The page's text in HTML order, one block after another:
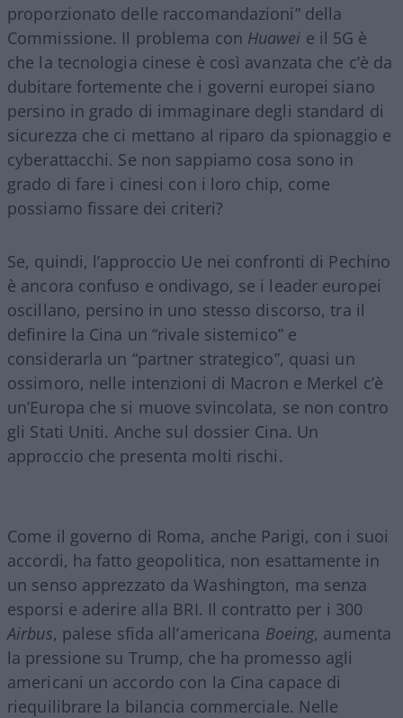
proporzionato delle raccomandazioni” della
Commissione. Il problema con Huawei e il 5G è
che la tecnologia cinese è così avanzata che c’è da
dubitare fortemente che i governi europei siano
persino in grado di immaginare degli standard di
sicurezza che ci mettano al riparo da spionaggio e
cyberattacchi. Se non sappiamo cosa sono in
grado di fare i cinesi con i loro chip, come
possiamo fissare dei criteri?
Se, quindi, l’approccio Ue nei confronti di Pechino
è ancora confuso e ondivago, se i leader europei
oscillano, persino in uno stesso discorso, tra il
definire la Cina un “rivale sistemico” e
considerarla un “partner strategico”, quasi un
ossimoro, nelle intenzioni di Macron e Merkel c’è
un’Europa che si muove svincolata, se non contro
gli Stati Uniti. Anche sul dossier Cina. Un
approccio che presenta molti rischi.
Come il governo di Roma, anche Parigi, con i suoi
accordi, ha fatto geopolitica, non esattamente in
un senso apprezzato da Washington, ma senza
esporsi e aderire alla BRI. Il contratto per i 300
Airbus, palese sfida all’americana Boeing, aumenta
la pressione su Trump, che ha promesso agli
americani un accordo con la Cina capace di
riequilibrare la bilancia commerciale. Nelle